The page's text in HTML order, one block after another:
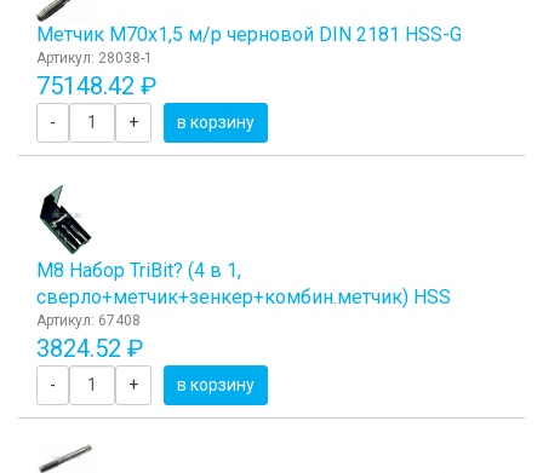
Метчик М70x1,5 м/р черновой DIN 2181 HSS-G
Артикул: 28038-1
75148.42 ₽
- + в корзину
М8 Набор TriBit? (4 в 1,
сверло+метчик+зенкер+комбин.метчик) HSS
Артикул: 67408
3824.52 ₽
- + в корзину